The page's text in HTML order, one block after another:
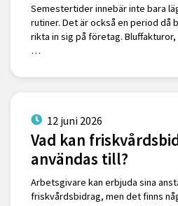
Semestertider innebär inte bara
rutiner. Det är också en period då
rikta in sig på företag.
…
12 juni 2026
Vad kan
användas till?
Arbetsgivare kan erbjuda sina
friskvårdsbidrag, men det finns